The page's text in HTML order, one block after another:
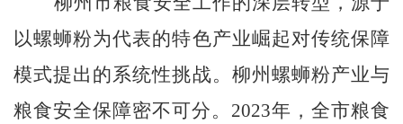
以螺蛳粉为代表的特色产业崛起对传统保障
模式提出的系统性挑战。柳州螺蛳粉产业与
粮食安全保障密不可分。2023年，全市粮食